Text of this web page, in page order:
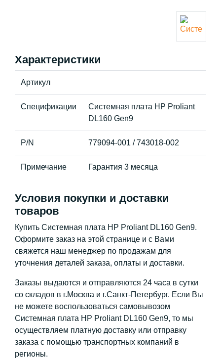
Характеристики
Артикул
Спецификации
Системная плата HP Proliant
DL160 Gen9
P/N 779094-001 / 743018-002
Примечание Гарантия 3 месяца
Условия покупки и доставки
товаров
Купить Системная плата HP Proliant DL160 Gen9.
Оформите заказ на этой странице и с Вами
свяжется наш менеджер по продажам для
уточнения деталей заказа, оплаты и доставки.
Заказы выдаются и отправляются 24 часа в сутки
со складов в г.Москва и г.Санкт-Петербург. Если Вы
не можете воспользоваться самовывозом
Системная плата HP Proliant DL160 Gen9, то мы
осуществляем платную доставку или отправку
заказа с помощью транспортных компаний в
регионы.